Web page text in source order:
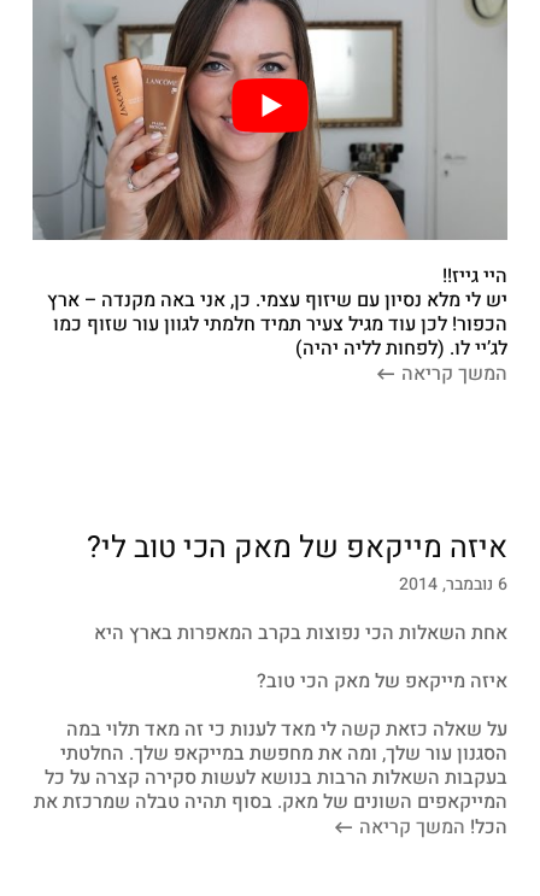
היי גייז!!
יש לי מלא נסיון עם שיזוף עצמי. כן, אני באה מקנדה – ארץ
הכפור! לכן עוד מגיל צעיר תמיד חלמתי לגוון עור שזוף כמו
לג’יי לו. (לפחות לליה יהיה)
המשך קריאה
איזה מייקאפ של מאק הכי טוב לי?
6 נובמבר, 2014
אחת השאלות הכי נפוצות בקרב המאפרות בארץ היא
איזה מייקאפ של מאק הכי טוב?
על שאלה כזאת קשה לי מאד לענות כי זה מאד תלוי במה
הסגנון עור שלך, ומה את מחפשת במייקאפ שלך. החלטתי
בעקבות השאלות הרבות בנושא לעשות סקירה קצרה על כל
המייקאפים השונים של מאק. בסוף תהיה טבלה שמרכזת את
הכל! המשך קריאה